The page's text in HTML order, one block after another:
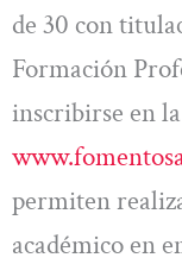
de 30 con
Formación
inscribirse en
permiten
académico en